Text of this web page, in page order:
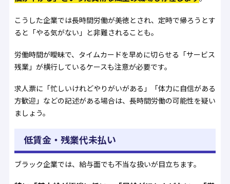
こうした企業では長時間労働が美徳とされ、定時で帰ろうとす
ると「やる気がない」と非難されることも。
労働時間が曖昧で、タイムカードを早めに切らせる「サービス
残業」が横行しているケースも注意が必要です。
求人票に「忙しいけれどやりがいがある」「体力に自信がある
方歓迎」などの記述がある場合は、長時間労働の可能性を疑い
ましょう。
低賃金・残業代未払い
ブラック企業では、給与面でも不当な扱いが目立ちます。